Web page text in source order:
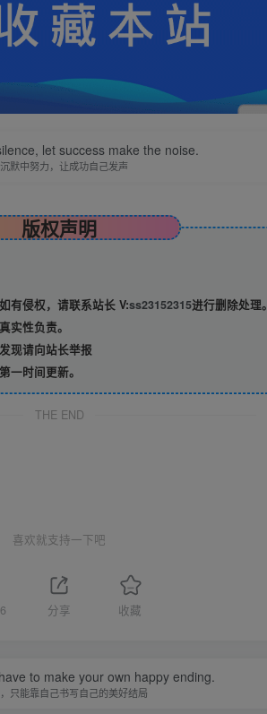
let success make the noise.
默中努力，让成功自己发声
版权声明
有侵权，请联系站长 V:ss23152315进行删除处理。
实性负责。
现请向站长举报
一时间更新。
THE END
喜欢就支持一下吧
分享 收藏
to make your own happy ending.
只能靠自己书写自己的美好结局